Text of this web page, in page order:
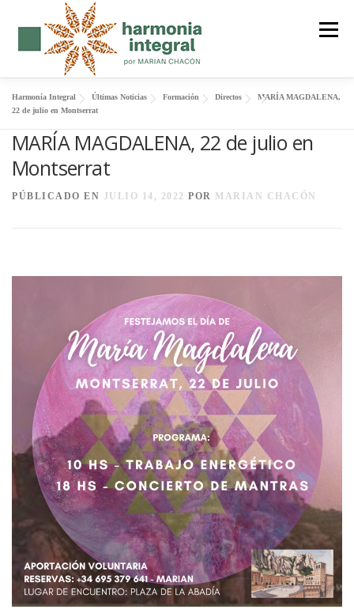
Menú
FENG SHUI SER CUERPO FORMACIÓN
MANTRAS SOBRE MI
Harmonía Integral Últimas Noticias Formación Directos
MARÍA MAGDALENA,
22 de julio en Montserrat
MARÍA MAGDALENA, 22 de julio en
Montserrat
PÚBLICADO EN JULIO 14, 2022 POR MARIAN CHACÓN